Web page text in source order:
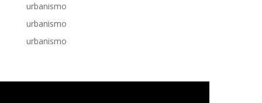
urbanismo
urbanismo
urbanismo